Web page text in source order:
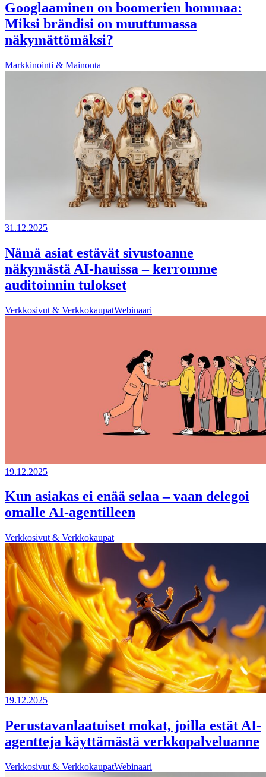
Googlaaminen on boomerien hommaa:
Miksi brändisi on muuttumassa
näkymättömäksi?
Markkinointi & Mainonta
31.12.2025
Nämä asiat estävät sivustoanne
näkymästä AI-hauissa – kerromme
auditoinnin tulokset
Verkkosivut & VerkkokaupatWebinaari
19.12.2025
Kun asiakas ei enää selaa – vaan delegoi
omalle AI-agentilleen
Verkkosivut & Verkkokaupat
19.12.2025
Perustavanlaatuiset mokat, joilla estät AI-
agentteja käyttämästä verkkopalveluanne
Verkkosivut & VerkkokaupatWebinaari